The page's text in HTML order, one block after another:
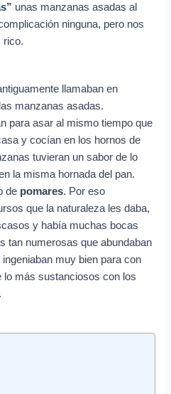
unas manzanas asadas al
ninguna, pero nos
rico.
llamaban en
manzanas asadas.
para asar al mismo tiempo que
y cocían en los hornos de
tuvieran un sabor de lo
la misma hornada del pan.
de pomares. Por eso
que la naturaleza les daba,
y había muchas bocas
tan numerosas que abundaban
muy bien para con
lo más sustanciosos con los